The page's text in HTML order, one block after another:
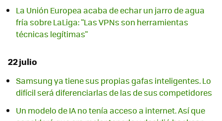
La Unión Europea acaba de echar un jarro de agua
fría sobre LaLiga: "Las VPNs son herramientas
técnicas legítimas"
22 julio
Samsung ya tiene sus propias gafas inteligentes. Lo
difícil será diferenciarlas de las de sus competidores
Un modelo de IA no tenía acceso a internet. Así que